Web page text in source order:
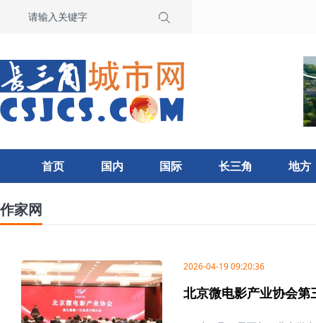
首页 国内 国际 长三角 地方
作家网
2026-04-19 09:20:36
北京微电影产业协会